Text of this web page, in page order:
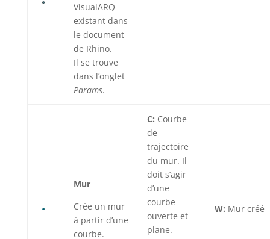
VisualARQ
existant dans
le document
de Rhino.
Il se trouve
dans l’onglet
Params.
Mur
Crée un mur
à partir d’une
courbe.
C: Courbe
de
trajectoire
du mur. Il
doit s’agir
d’une
courbe
ouverte et
plane.
W: Mur créé